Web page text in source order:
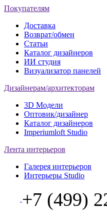
Покупателям
Доставка
Возврат/обмен
Статьи
Каталог дизайнеров
ИИ студия
Визуализатор панелей
Дизайнерам/архитекторам
3D Модели
Оптовик/дизайнер
Каталог дизайнеров
Imperiumloft Studio
Лента интерьеров
Галерея интерьеров
Интерьеры Studio
+7 (499)